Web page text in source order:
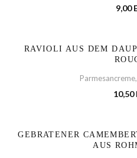
9,00
RAVIOLI AUS DEM
10,50
GEBRATENER
AUS